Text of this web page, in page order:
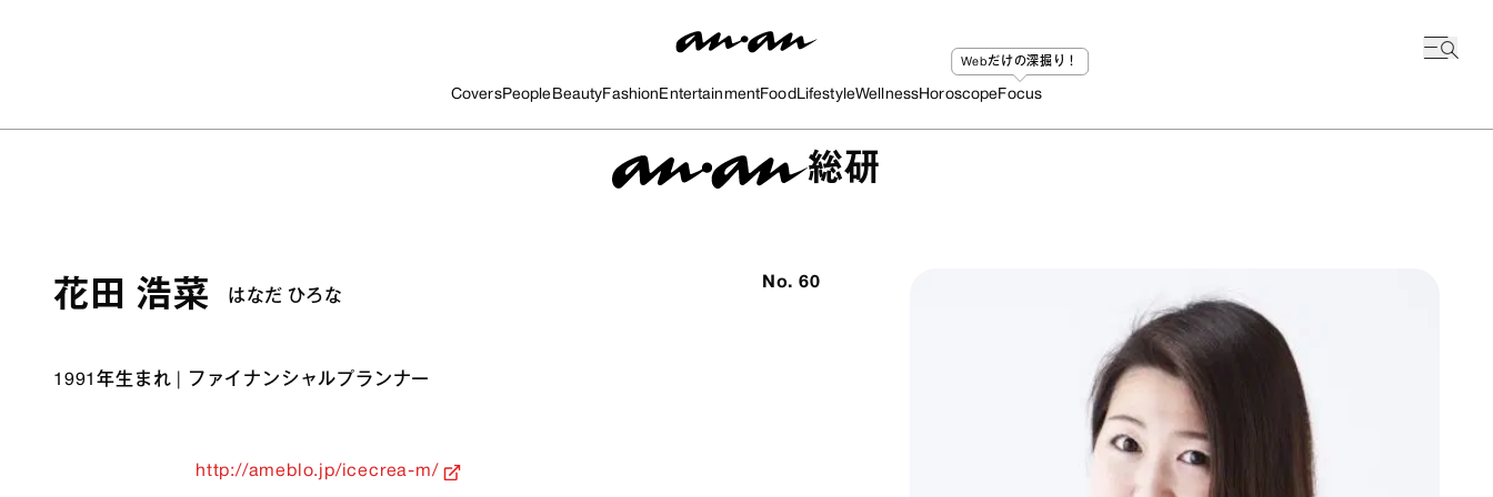
CoversPeople BeautyFashion EntertainmentFood LifestyleWellnessHoroscope
Webだけの深掘り！
Focus
総研
花田 浩菜 はなだ ひろな
No. 60
1991年生まれ ファイナンシャルプランナー
http://ameblo.jp/icecrea-m/